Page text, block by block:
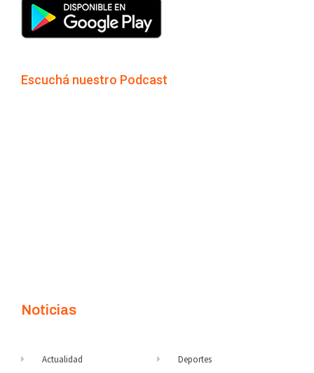
Escuchá nuestro Podcast
Noticias
Actualidad Deportes